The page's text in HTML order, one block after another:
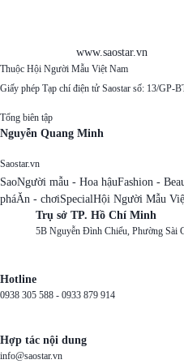
www.saostar.vn
Thuộc Hội Người Mẫu Việt Nam
Giấy phép Tạp chí điện tử Saostar số: 13/GP-
Tổng biên tập
Nguyễn Quang Minh
Saostar.vn
SaoNgười mẫu - Hoa hậuFashion -
pháĂn - chơiSpecialHội Người Mẫu
Trụ sở TP. Hồ Chí Minh
5B Nguyễn Đình Chiểu, Phường Sài
Hotline
0938 305 588 - 0933 879 914
Hợp tác nội dung
info@saostar.vn